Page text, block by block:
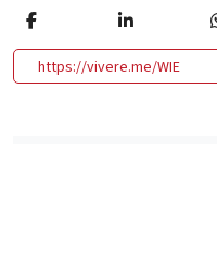
https://vivere.me/WIE